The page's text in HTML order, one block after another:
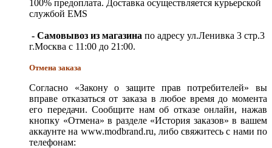
100% предоплата. Доставка осуществляется курьерской
службой EMS
- Самовывоз из магазина по адресу ул.Ленивка 3 стр.3
г.Москва с 11:00 до 21:00.
Отмена заказа
Согласно «Закону о защите прав потребителей» вы
вправе отказаться от заказа в любое время до момента
его передачи. Сообщите нам об отказе онлайн, нажав
кнопку «Отмена» в разделе «История заказов» в вашем
аккаунте на www.modbrand.ru, либо свяжитесь с нами по
телефонам: